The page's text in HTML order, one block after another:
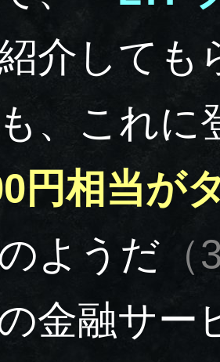
介しても
、これに
円相当が
ようだ
金融サー